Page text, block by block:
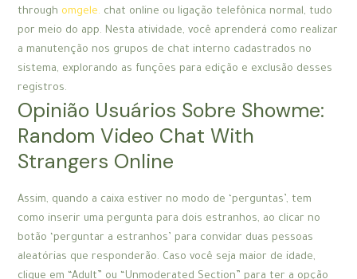
through omgele. chat online ou ligação telefônica normal, tudo
por meio do app. Nesta atividade, você aprenderá como realizar
a manutenção nos grupos de chat interno cadastrados no
sistema, explorando as funções para edição e exclusão desses
registros.
Opinião Usuários Sobre Showme:
Random Video Chat With
Strangers Online
Assim, quando a caixa estiver no modo de ‘perguntas’, tem
como inserir uma pergunta para dois estranhos, ao clicar no
botão ‘perguntar a estranhos’ para convidar duas pessoas
aleatórias que responderão. Caso você seja maior de idade,
clique em “Adult” ou “Unmoderated Section” para ter a opção